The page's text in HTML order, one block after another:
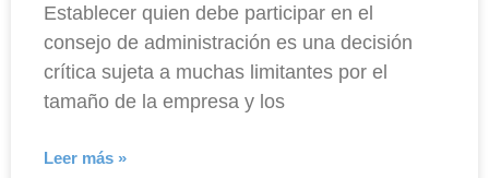
Establecer quien debe participar en el
consejo de administración es una decisión
crítica sujeta a muchas limitantes por el
tamaño de la empresa y los
Leer más »